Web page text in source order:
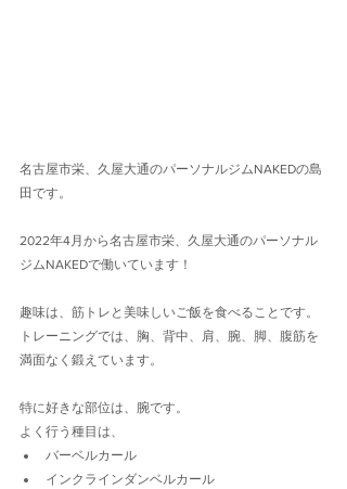
名古屋市栄、久屋大通のパーソナルジムNAKEDの島
田です。
2022年4月から名古屋市栄、久屋大通のパーソナル
ジムNAKEDで働いています！
趣味は、筋トレと美味しいご飯を食べることです。
トレーニングでは、胸、背中、肩、腕、脚、腹筋を
満面なく鍛えています。
特に好きな部位は、腕です。
よく行う種目は、
バーベルカール
インクラインダンベルカール